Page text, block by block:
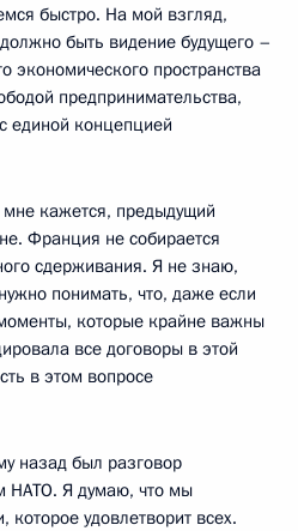
быстро. На мой взгляд,
быть видение будущего –
экономического пространства
предпринимательства,
единой концепцией
кажется, предыдущий
Франция не собирается
сдерживания. Я не знаю,
понимать, что, даже если
которые крайне важны
все договоры в этой
в этом вопросе
назад был разговор
НАТО. Я думаю, что мы
удовлетворит всех.